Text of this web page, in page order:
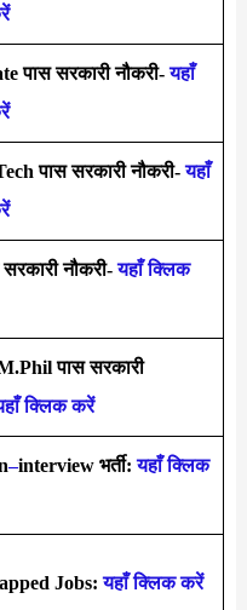
पास सरकारी नौकरी- यहाँ
पास सरकारी नौकरी- यहाँ
नौकरी- यहाँ क्लिक
पास सरकारी
क्लिक करें
–interview भर्ती:यहाँ क्लिक
Jobs:यहाँ क्लिक करें